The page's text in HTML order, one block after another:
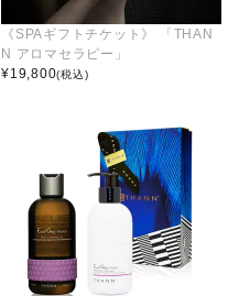
《SPAギフトチケット》 「THAN
N アロマセラピー」
¥19,800(税込)